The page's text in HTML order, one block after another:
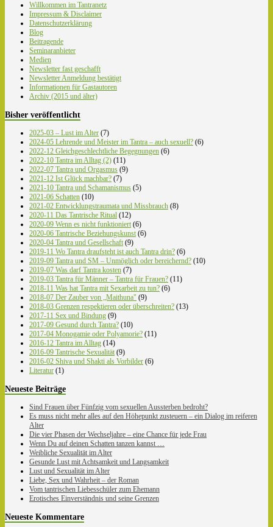
Willkommen im Tantranetz
Impressum & Disclaimer
Datenschutzerklärung
Blog
Beitragende
Seminaranbieter
Medien
Newsletter fast geschafft
Newsletter Anmeldung bestätigt
Informationen für Gastautoren
Archiv (2015 und älter)
Bisher veröffentlicht
2025-03 – Lust im Alter (7)
2024-05 Lehrende und Meister im Tantra – auch sexuell? (6)
2022-12 Gleichgeschlechtliche Begegnungen (6)
2022-10 Tantra im Alltag (2) (11)
2022-07 Tantra und Orgasmus (9)
2021-12 Ist Glück machbar? (7)
2021-10 Tantra und Schamanismus (5)
2021-06 Schatten (10)
2021-02 Entwicklungstraumata und Missbrauch (8)
2020-11 Das Tantrische Ritual (12)
2020-09 Wenn es nicht funktioniert (6)
2020-06 Tantrische Beziehungskunst (6)
2020-04 Tantra und Gesellschaft (9)
2019-11 Wo Tantra draufsteht ist auch Tantra drin? (6)
2019-09 Tantra und SM – Unmöglich oder bereichernd? (10)
2019-07 Was darf Tantra kosten (7)
2019-03 Tantra für Männer – Tantra für Frauen? (11)
2018-11 Was hat Tantra mit Sexarbeit zu tun? (6)
2018-07 Der Zauber von „Maithuna" (9)
2018-03 Grenzen respektieren oder überschreiten? (13)
2017-11 Sex und Bindung (9)
2017-09 Gesund durch Tantra? (10)
2017-04 Monogamie oder Polyamorie? (11)
2016-12 Tantra im Alltag (14)
2016-09 Tantrische Sexualität (9)
2016-02 Shiva und Shakti als Vorbilder (6)
Literatur (1)
Neueste Beiträge
Sind Frauen über Fünfzig vom sexuellen Aussterben bedroht?
Es muss nicht mehr alles auf den Höhepunkt zusteuern – ein Dialog im reiferen
Alter
Die vier Phasen der Wechseljahre – eine Chance für jede Frau
Wenn Du auf deinen Schatten tanzen kannst …
Weibliche Sexualität im Alter
Gesunde Lust mit Achtsamkeit und Langsamkeit
Lust und Sexualität im Alter
Liebe, Sex und Wahrheit – der Roman
Vom tantrischen Liebesschüler zum Ehemann
Erotisches Einverständnis und seine Grenzen
Neueste Kommentare